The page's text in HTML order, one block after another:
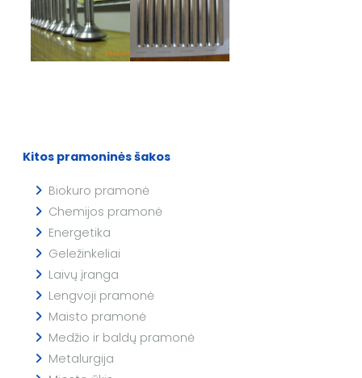
Kitos pramoninės šakos
Biokuro pramonė
Chemijos pramonė
Energetika
Geležinkeliai
Laivų įranga
Lengvoji pramonė
Maisto pramonė
Medžio ir baldų pramonė
Metalurgija